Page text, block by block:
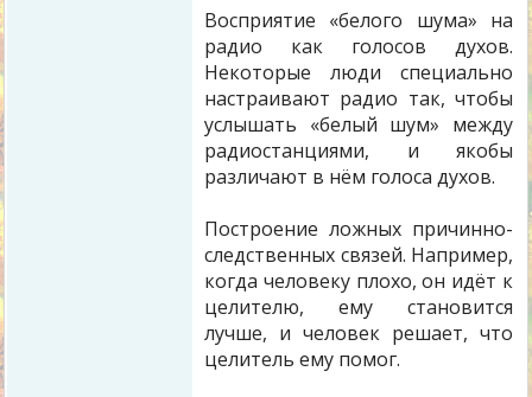
Восприятие «белого шума» на
радио как голосов духов.
Некоторые люди специально
настраивают радио так, чтобы
услышать «белый шум» между
радиостанциями, и якобы
различают в нём голоса духов.
Построение ложных причинно-
следственных связей. Например,
когда человеку плохо, он идёт к
целителю, ему становится
лучше, и человек решает, что
целитель ему помог.